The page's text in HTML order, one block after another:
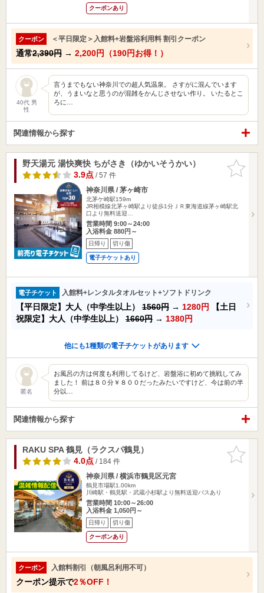
クーポンあり
クーポン ＜平日限定＞入館料+岩盤浴利用料 割引クーポン
通常2,390円 → 2,200円（190円お得！）
40代 男
性
言うまでもない神奈川での超人気温泉。 さすがに混んでいます
が、うまいなと思うのが混雑をかんじさせない作り。 いたるとこ
ろに…
関連情報から探す
お気に入
りに追加
野天湯元 湯快爽快 ちがさき（ゆかいそうかい）
3.9点/ 57 件
神奈川県 / 茅ヶ崎市
北茅ケ崎駅159m
JR相模線北茅ヶ崎駅より徒歩1分ＪＲ東海道線茅ヶ崎駅北
口より無料送迎…
営業時間 9:00～24:00
入浴料金 880円～
日帰り 切り傷
電子チケットあり
電子チケット 入館料+レンタルタオルセット+ソフトドリンク
【平日限定】大人（中学生以上） 1560円 → 1280円
【土日
祝限定】大人（中学生以上） 1660円 → 1380円
他にも1種類の電子チケットがあります
匿名
お風呂の方は何度も利用してるけど、岩盤浴に初めて挑戦してみ
ました！ 前は８０分￥８００だったみたいですけど、今は前の半
分以…
関連情報から探す
お気に入
りに追加
RAKU SPA 鶴見（ラクスパ鶴見）
4.0点/ 184 件
神奈川県 / 横浜市鶴見区元宮
鶴見市場駅1.00km
川崎駅・鶴見駅・武蔵小杉駅より無料送迎バスあり
営業時間 10:00～26:00
入浴料金 1,050円～
日帰り 切り傷
クーポンあり
クーポン 入館料割引（朝風呂利用不可）
クーポン提示で2％OFF！